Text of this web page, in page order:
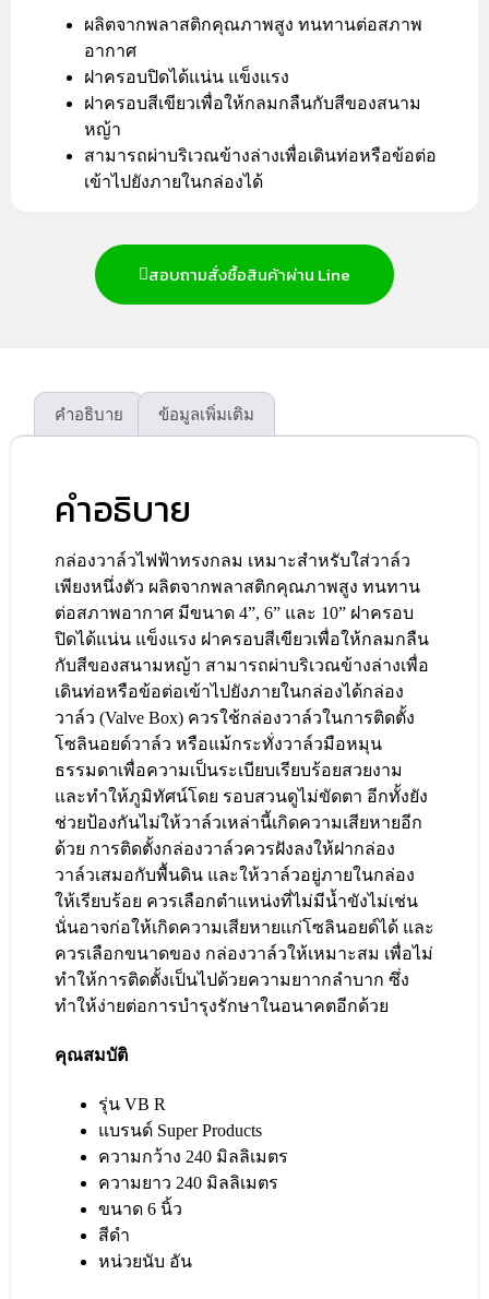
ผลิตจากพลาสติกคุณภาพสูง ทนทานต่อสภาพ
อากาศ
ฝาครอบปิดได้แน่น แข็งแรง
ฝาครอบสีเขียวเพื่อให้กลมกลืนกับสีของสนาม
หญ้า
สามารถผ่าบริเวณข้างล่างเพื่อเดินท่อหรือข้อต่อ
เข้าไปยังภายในกล่องได้
สอบถามสั่งซื้อสินค้าผ่าน Line
คำอธิบาย ข้อมูลเพิ่มเติม
คำอธิบาย
กล่องวาล์วไฟฟ้าทรงกลม เหมาะสำหรับใส่วาล์ว
เพียงหนึ่งตัว ผลิตจากพลาสติกคุณภาพสูง ทนทาน
ต่อสภาพอากาศ มีขนาด 4”, 6” และ 10” ฝาครอบ
ปิดได้แน่น แข็งแรง ฝาครอบสีเขียวเพื่อให้กลมกลืน
กับสีของสนามหญ้า สามารถผ่าบริเวณข้างล่างเพื่อ
เดินท่อหรือข้อต่อเข้าไปยังภายในกล่องได้กล่อง
วาล์ว (Valve Box) ควรใช้กล่องวาล์วในการติดตั้ง
โซลินอยด์วาล์ว หรือแม้กระทั่งวาล์วมือหมุน
ธรรมดาเพื่อความเป็นระเบียบเรียบร้อยสวยงาม
และทำให้ภูมิทัศน์โดย รอบสวนดูไม่ขัดตา อีกทั้งยัง
ช่วยป้องกันไม่ให้วาล์วเหล่านี้เกิดความเสียหายอีก
ด้วย การติดตั้งกล่องวาล์วควรฝังลงให้ฝากล่อง
วาล์วเสมอกับพื้นดิน และให้วาล์วอยู่ภายในกล่อง
ให้เรียบร้อย ควรเลือกตำแหน่งที่ไม่มีน้ำขังไม่เช่น
นั่นอาจก่อให้เกิดความเสียหายแก่โซลินอยด์ได้ และ
ควรเลือกขนาดของ กล่องวาล์วให้เหมาะสม เพื่อไม่
ทำให้การติดตั้งเป็นไปด้วยความยาากลำบาก ซึ่ง
ทำให้ง่ายต่อการบำรุงรักษาในอนาคตอีกด้วย
คุณสมบัติ
รุ่น VB R
แบรนด์ Super Products
ความกว้าง 240 มิลลิเมตร
ความยาว 240 มิลลิเมตร
ขนาด 6 นิ้ว
สีดำ
หน่วยนับ อัน